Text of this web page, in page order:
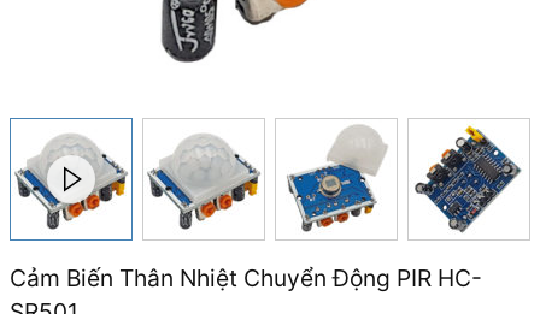
Cảm Biến Thân Nhiệt Chuyển Động PIR HC-